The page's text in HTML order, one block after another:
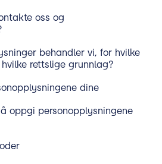
oss og
behandler vi, for hvilke
rettslige grunnlag?
dine
oppgi personopplysningene